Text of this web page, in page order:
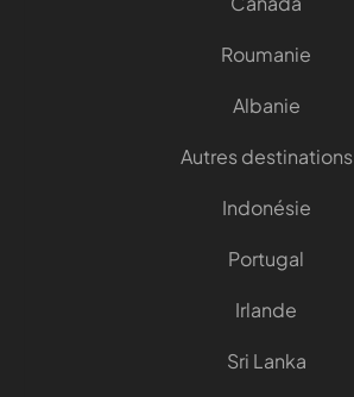
Roumanie
Albanie
Autres destinations
Indonésie
Portugal
Irlande
Sri Lanka